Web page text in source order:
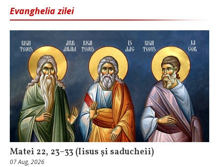
Evanghelia zilei
Matei 22, 23–33 (Iisus și saducheii)
07 Aug, 2026